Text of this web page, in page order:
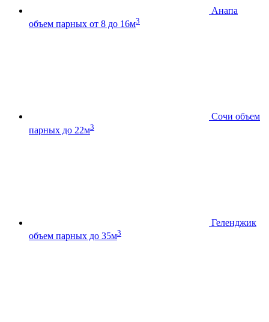
Анапа
объем парных от 8 до 16м3
Сочи объем
парных до 22м3
Геленджик
объем парных до 35м3